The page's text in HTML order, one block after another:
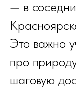
— в
Это важно
про
шаговую